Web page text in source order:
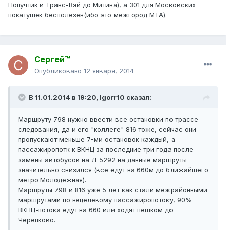
Попучтик и Транс-Вэй до Митина), а 301 для Московских
покатушек бесполезен(ибо это межгород МТА).
Сергей™
Опубликовано 12 января, 2014
В 11.01.2014 в 19:20, Igorr10 сказал:
Маршруту 798 нужно ввести все остановки по трассе
следования, да и его "коллеге" 816 тоже, сейчас они
пропускают меньше 7-ми остановок каждый, а
пассажиропотк к ВКНЦ за последние три года после
замены автобусов на Л-5292 на данные маршруты
значительно снизился (все едут на 660м до ближайшего
метро Молодёжная).
Маршруты 798 и 816 уже 5 лет как стали межрайонными
маршрутами по нецелевому пассажиропотоку, 90%
ВКНЦ-потока едут на 660 или ходят пешком до
Черепково.